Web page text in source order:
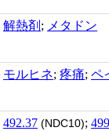
解熱剤 ; メタドン
モルヒネ; 疼痛; ペ
492.37 (NDC10);